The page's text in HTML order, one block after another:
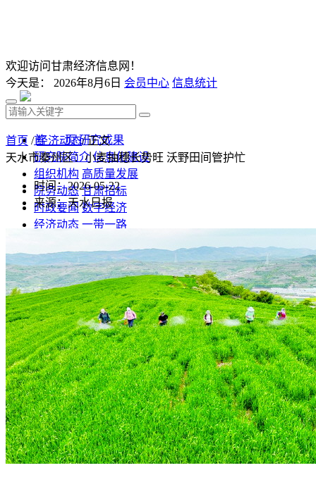
欢迎访问甘肃经济信息网！
今天是： 2026年8月6日 会员中心 信息统计
首 页 研究成果
研究院简介 信息化建设
组织机构 高质量发展
院务动态 甘肃招标
时政要闻 数字经济
经济动态 一带一路
投资分析
发展规划
监测预测 文库下载
首页 /经济动态/ 正文
天水市秦州区：小麦抽穗长势旺 沃野田间管护忙
时间：2026-05-22
来源：天水日报